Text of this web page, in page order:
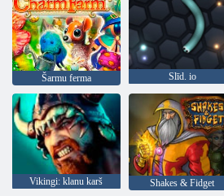
Šarmu ferma Slīd. io
Vikingi: klanu karš Shakes & Fidget